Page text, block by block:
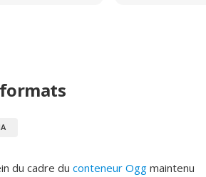
du cadre du conteneur Ogg maintenu